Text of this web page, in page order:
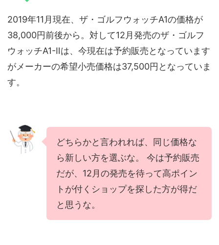
2019年11月現在、ザ・ゴルフウォッチA1の価格が
38,000円前後から。対して12月発売のザ・ゴルフ
ウォッチA1-Ⅱは、今現在は予約販売となっています
がメーカーの希望小売価格は37,500円となっていま
す。
どちらかと言われれば、同じ価格な
ら新しい方を選ぶな。 今は予約販売
だが、12月の発売を待って高ポイン
トが付くショップを探した方が得だ
と思うな。